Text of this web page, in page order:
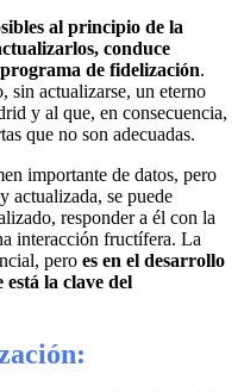
al principio de la
conduce
de fidelización.
sin actualizarse, un eterno
y al que, en consecuencia,
que no son adecuadas.
importante de datos, pero
actualizada, se puede
responder a él con la
interacción fructífera. La
pero es en el desarrollo
la clave del